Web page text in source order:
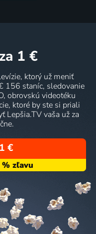
za 1 €
ktorý už meniť
156 staníc, sledovanie
obrovskú videotéku
ktoré by ste si priali
Lepšia.TV vaša už za
€